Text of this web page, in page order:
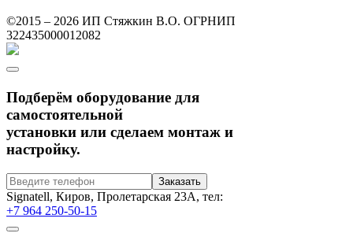
©2015 – 2026 ИП Стяжкин В.О. ОГРНИП
322435000012082
Подберём оборудование для
самостоятельной
установки или сделаем монтаж и
настройку.
Signatell, Киров, Пролетарская 23А, тел:
+7 964 250-50-15